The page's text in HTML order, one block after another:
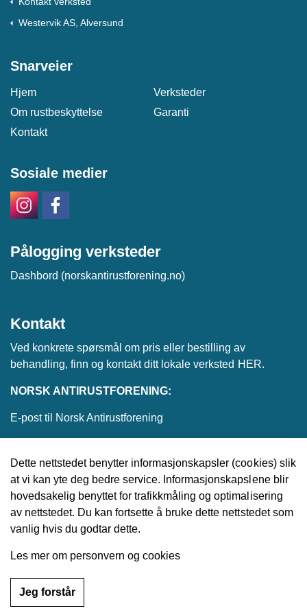
Westervik AS, Alversund
Snarveier
Hjem
Verksteder
Om rustbeskyttelse
Garanti
Kontakt
Sosiale medier
Pålogging verksteder
Dashbord (norskantirustforening.no)
Kontakt
Ved konkrete spørsmål om pris eller bestilling av
behandling, finn og kontakt ditt lokale verksted HER.
NORSK ANTIRUSTFORENING:
E-post til Norsk Antirustforening
© 2026 Norsk Antirustforening
Utviklet avUpday
Dette nettstedet benytter informasjonskapsler (cookies) slik
at vi kan yte deg bedre service. Informasjonskapslene blir
hovedsakelig benyttet for trafikkmåling og optimalisering
av nettstedet. Du kan fortsette å bruke dette nettstedet som
vanlig hvis du godtar dette.
Les mer om personvern og cookies
Jeg forstår